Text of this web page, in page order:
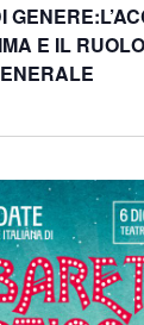
E IL